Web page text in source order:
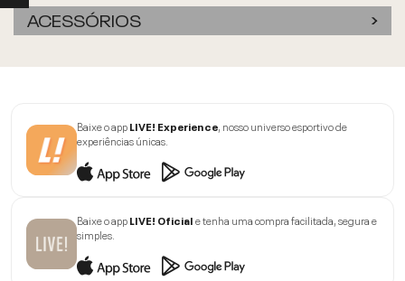
ACESSÓRIOS
Baixe o appLIVE! Experience, nosso universo esportivo de
experiências únicas.
Baixe o appLIVE! Oficiale tenha uma compra facilitada, segura e
simples.